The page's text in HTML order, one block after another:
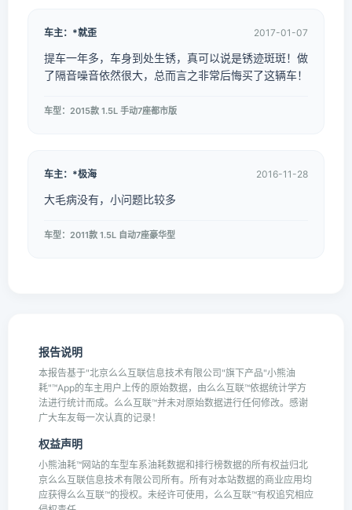
车主：*就歪 2017-01-07
提车一年多，车身到处生锈，真可以说是锈迹斑斑！做
了隔音噪音依然很大，总而言之非常后悔买了这辆车！
车型：2015款 1.5L 手动7座都市版
车主：*极海 2016-11-28
大毛病没有，小问题比较多
车型：2011款 1.5L 自动7座豪华型
报告说明
本报告基于"北京么么互联信息技术有限公司"旗下产品"小熊油
耗"™App的车主用户上传的原始数据，由么么互联™依据统计学方
法进行统计而成。么么互联™并未对原始数据进行任何修改。感谢
广大车友每一次认真的记录！
权益声明
小熊油耗™网站的车型车系油耗数据和排行榜数据的所有权益归北
京么么互联信息技术有限公司所有。所有对本站数据的商业应用均
应获得么么互联™的授权。未经许可使用，么么互联™有权追究相应